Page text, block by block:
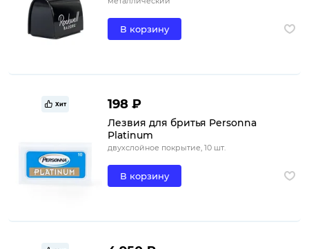
В корзину
Хит 198 ₽
Лезвия для бритья Personna
Platinum
двухслойное покрытие, 10 шт.
В корзину